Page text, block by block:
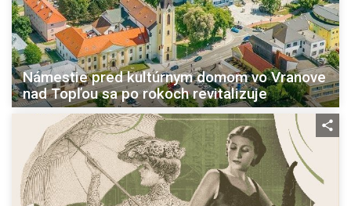
Námestie pred kultúrnym domom vo Vranove
nad Topľou sa po rokoch revitalizuje